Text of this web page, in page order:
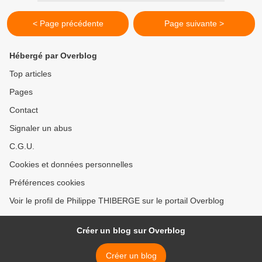
< Page précédente Page suivante >
Hébergé par Overblog
Top articles
Pages
Contact
Signaler un abus
C.G.U.
Cookies et données personnelles
Préférences cookies
Voir le profil de Philippe THIBERGE sur le portail Overblog
Créer un blog sur Overblog
Créer un blog